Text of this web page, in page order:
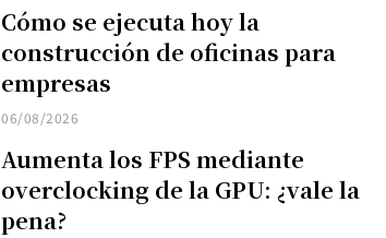
Cómo se ejecuta hoy la
construcción de oficinas para
empresas
06/08/2026
Aumenta los FPS mediante
overclocking de la GPU: ¿vale la
pena?